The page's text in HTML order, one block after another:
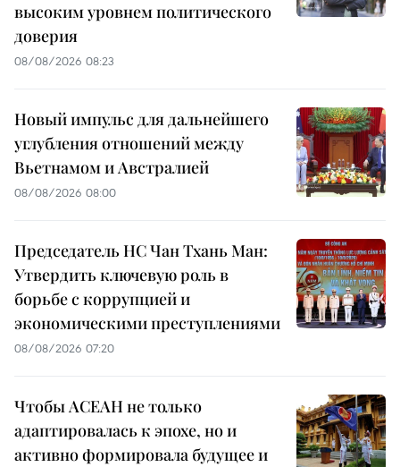
высоким уровнем политического
доверия
08/08/2026 08:23
Новый импульс для дальнейшего
углубления отношений между
Вьетнамом и Австралией
08/08/2026 08:00
Председатель НС Чан Тхань Ман:
Утвердить ключевую роль в
борьбе с коррупцией и
экономическими преступлениями
08/08/2026 07:20
Чтобы АСЕАН не только
адаптировалась к эпохе, но и
активно формировала будущее и